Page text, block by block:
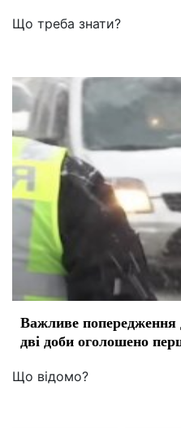
Що треба знати?
Важливе попередження
дві доби оголошено
Що відомо?